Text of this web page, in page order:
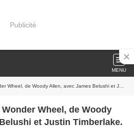
Publicité
MENU
de Woody Allen, avec James Belushi et Justin Timberlake.
Wheel, de Woody
et Justin Timberlake.